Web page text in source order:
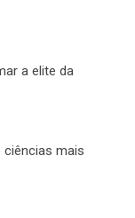
a elite da
ciências mais